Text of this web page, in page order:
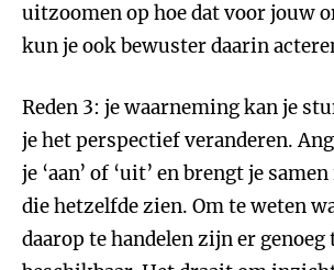
uitzoomen op hoe dat voor jouw
kun je ook bewuster daarin
Reden 3: je waarneming kan je
je het perspectief veranderen.
je ‘aan’ of ‘uit’ en brengt je
die hetzelfde zien. Om te weten
daarop te handelen zijn er genoeg